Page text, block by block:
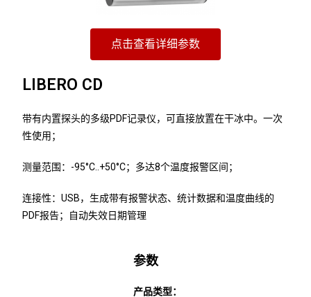
点击查看详细参数
LIBERO CD
带有内置探头的多级PDF记录仪，可直接放置在干冰中。一次
性使用；
测量范围：-95°C..+50°C；多达8个温度报警区间；
连接性：USB，生成带有报警状态、统计数据和温度曲线的
PDF报告；自动失效日期管理
参数
产品类型：